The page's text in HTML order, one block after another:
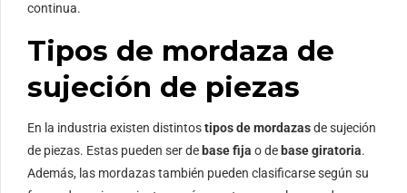
continua.
Tipos de mordaza de
sujeción de piezas
En la industria existen distintostipos de mordazasde sujeción
de piezas. Estas pueden ser de base fija o de base giratoria.
Además, las mordazas también pueden clasificarse según su